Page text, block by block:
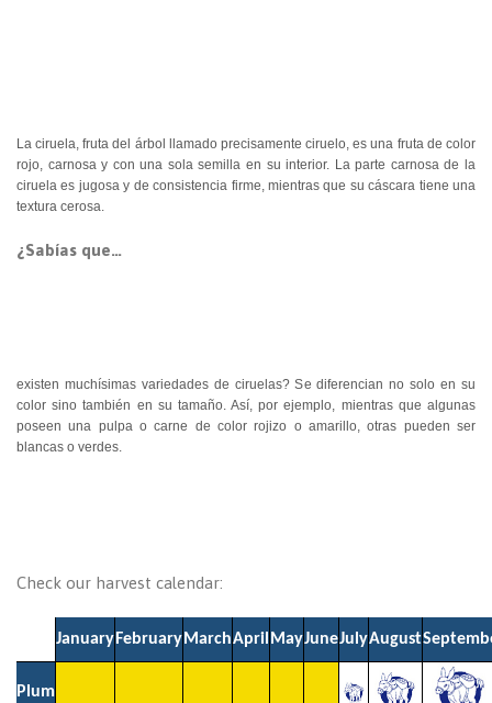
La ciruela, fruta del árbol llamado precisamente ciruelo, es una fruta de color
rojo, carnosa y con una sola semilla en su interior. La parte carnosa de la
ciruela es jugosa y de consistencia firme, mientras que su cáscara tiene una
textura cerosa.
¿Sabías que…
existen muchísimas variedades de ciruelas? Se diferencian no solo en su
color sino también en su tamaño. Así, por ejemplo, mientras que algunas
poseen una pulpa o carne de color rojizo o amarillo, otras pueden ser
blancas o verdes.
Check our harvest calendar:
JanuaryFebruaryMarchAprilMayJuneJulyAugust
Plum